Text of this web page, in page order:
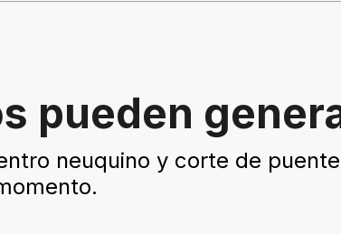
pueden
neuquino y corte de